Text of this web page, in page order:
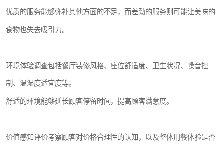
优质的服务能够弥补其他方面的不足，而差劲的服务则可能让美味的
食物也失去吸引力。
环境体验调查包括餐厅装修风格、座位舒适度、卫生状况、噪音控
制、温湿度适宜度等。
舒适的环境能够延长顾客停留时间，提高顾客满意度。
价值感知评价考察顾客对价格合理性的认知，以及整体用餐体验是否